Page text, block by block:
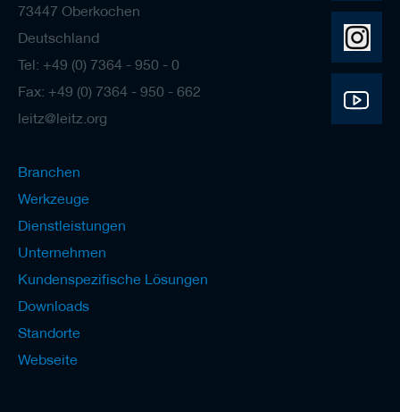
73447 Oberkochen
Deutschland
Tel: +49 (0) 7364 - 950 - 0
Fax: +49 (0) 7364 - 950 - 662
leitz@leitz.org
Branchen
Werkzeuge
Dienstleistungen
Unternehmen
Kundenspezifische Lösungen
Downloads
Standorte
Webseite